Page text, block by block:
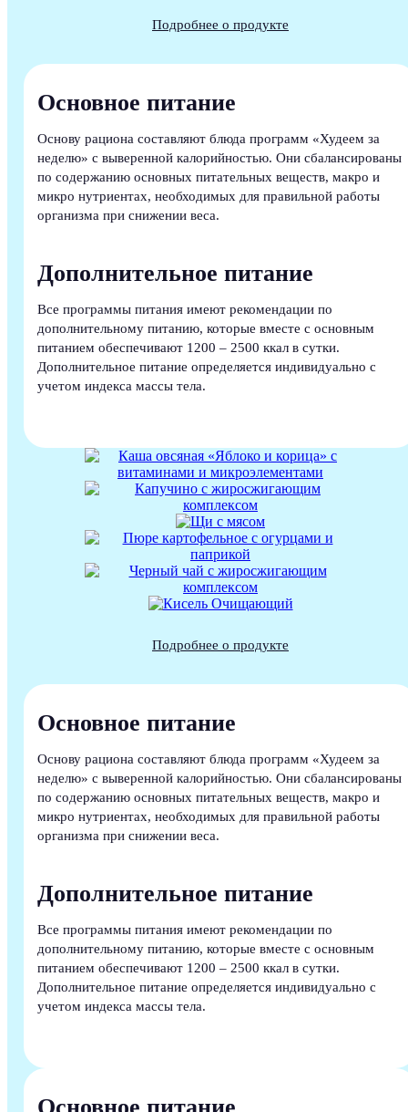
Подробнее о продукте
Основное питание
Основу рациона составляют блюда программ «Худеем за
неделю» с выверенной калорийностью. Они сбалансированы
по содержанию основных питательных веществ, макро и
микро нутриентах, необходимых для правильной работы
организма при снижении веса.
Дополнительное питание
Все программы питания имеют рекомендации по
дополнительному питанию, которые вместе с основным
питанием обеспечивают 1200 – 2500 ккал в сутки.
Дополнительное питание определяется индивидуально с
учетом индекса массы тела.
Подробнее о продукте
Основное питание
Основу рациона составляют блюда программ «Худеем за
неделю» с выверенной калорийностью. Они сбалансированы
по содержанию основных питательных веществ, макро и
микро нутриентах, необходимых для правильной работы
организма при снижении веса.
Дополнительное питание
Все программы питания имеют рекомендации по
дополнительному питанию, которые вместе с основным
питанием обеспечивают 1200 – 2500 ккал в сутки.
Дополнительное питание определяется индивидуально с
учетом индекса массы тела.